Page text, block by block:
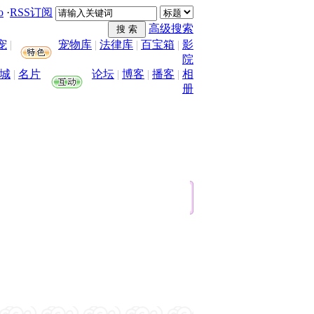
·RSS订阅
高级搜索
| 宠物库 | 法律库 | 百宝箱 | 影
院
| 名片 论坛 | 博客 | 播客 | 相
册